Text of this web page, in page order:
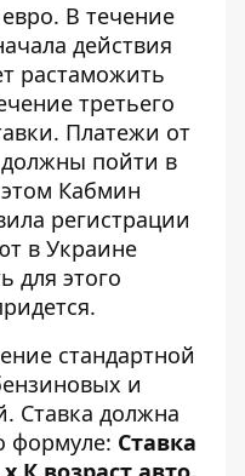
В течение
действия
растаможить
третьего
Платежи от
пойти в
Кабмин
регистрации
в Украине
для этого
стандартной
и
Ставка должна
формуле: Ставка